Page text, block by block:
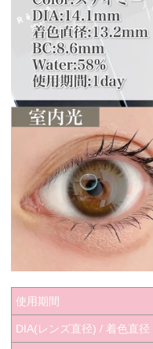
使用期間
DIA(レンズ直径) / 着色直径